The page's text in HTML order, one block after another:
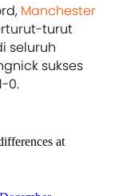
Manchester
turut
seluruh
sukses
0.
at